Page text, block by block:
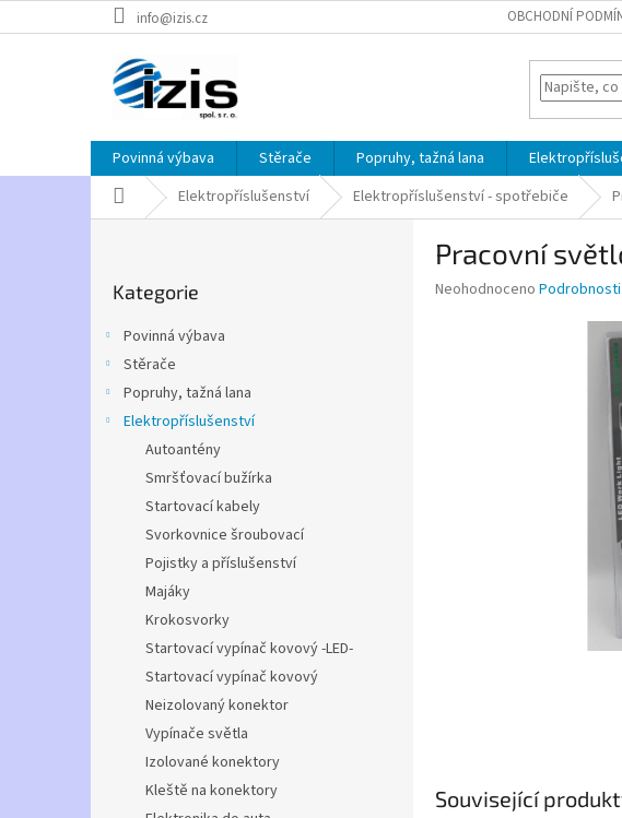
na
info@izis.cz OBCHODNÍ
Povinná výbava Stěrače Popruhy, tažná lana
Domů Elektropříslušenství Elektropříslušenství - spotřebiče
kategorie
Kategorie
Povinná výbava
Stěrače
Popruhy, tažná lana
Elektropříslušenství
Autoantény
Smršťovací bužírka
Startovací kabely
Svorkovnice šroubovací
Pojistky a příslušenství
Majáky
Krokosvorky
Startovací vypínač kovový -LED-
Startovací vypínač kovový
Neizolovaný konektor
Vypínače světla
Izolované konektory
Kleště na konektory
Pracovní
Průměrné
Neohodnoceno
Související